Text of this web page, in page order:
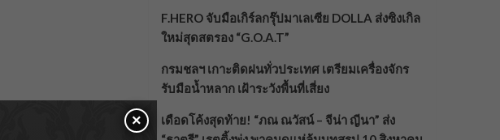
F.HERO จับมือเกิร์ลกรุ๊ปมาเลเซีย DOLLA ส่งซิงเกิล
ใหม่สุดสตรอง “G.O.A.T”
กรมชลฯ เกาะติดฝนทั่วประเทศ เตรียมเครื่องจักร
รับมือน้ำหลาก เฝ้าระวังพื้นที่เสี่ยง
เดือดโค้งสุดท้าย! “ภณ ณวัสน์ – จีน่า ญีนา” ส่ง
×